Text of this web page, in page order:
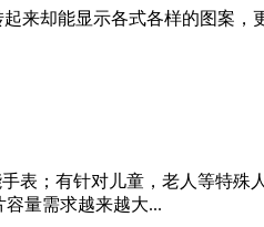
来却能显示各式各样的图案，
表；有针对儿童，老人等特殊
量需求越来越大...